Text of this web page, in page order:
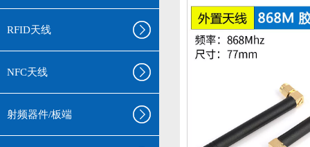
RFID天线
NFC天线
射频器件/板端